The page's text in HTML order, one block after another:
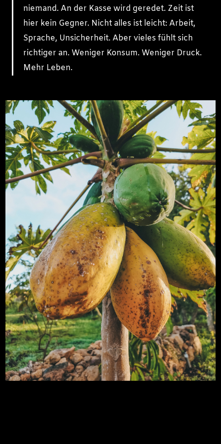
niemand. An der Kasse wird geredet. Zeit ist
hier kein Gegner. Nicht alles ist leicht: Arbeit,
Sprache, Unsicherheit. Aber vieles fühlt sich
richtiger an. Weniger Konsum. Weniger Druck.
Mehr Leben.